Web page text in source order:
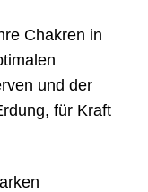
Chakren in
und der
für Kraft